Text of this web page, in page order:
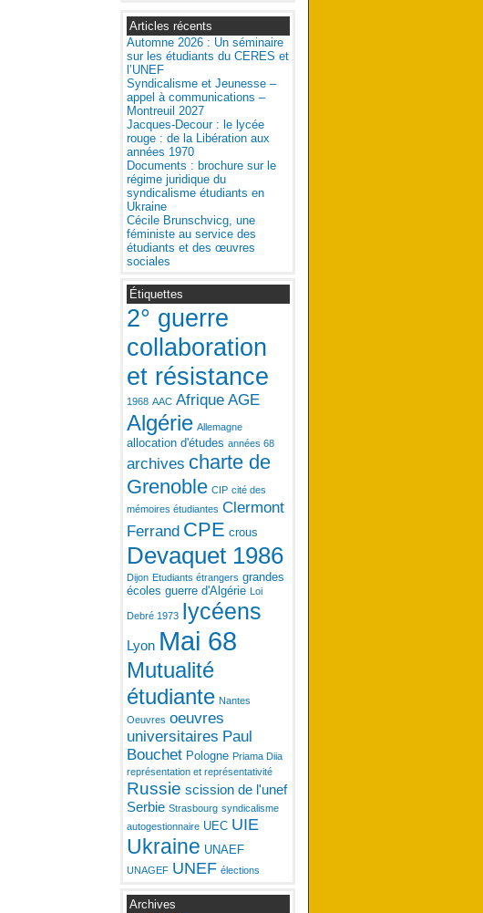
Articles récents
Automne 2026 : Un séminaire
sur les étudiants du CERES et
l’UNEF
Syndicalisme et Jeunesse –
appel à communications –
Montreuil 2027
Jacques-Decour : le lycée
rouge : de la Libération aux
années 1970
Documents : brochure sur le
régime juridique du
syndicalisme étudiants en
Ukraine
Cécile Brunschvicg, une
féministe au service des
étudiants et des œuvres
sociales
Étiquettes
2° guerre
collaboration
et résistance
1968 AAC Afrique AGE
Algérie Allemagne
allocation d'études années 68
archives charte de
Grenoble CIP cité des
mémoires étudiantes Clermont
Ferrand CPE crous
Devaquet 1986
Dijon Etudiants étrangers grandes
écoles guerre d'Algérie Loi
Debré 1973 lycéens
Lyon Mai 68
Mutualité
étudiante Nantes
Oeuvres oeuvres
universitaires Paul
Bouchet Pologne Priama Diia
représentation et représentativité
Russie scission de l'unef
Serbie Strasbourg syndicalisme
autogestionnaire UEC UIE
Ukraine UNAEF
UNAGEF UNEF élections
Archives